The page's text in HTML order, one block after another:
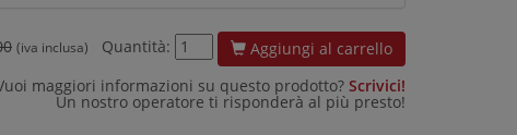
(iva inclusa) Quantità:
Aggiungi al carrello
maggiori informazioni su questo prodotto? Scrivici!
Un nostro operatore ti risponderà al più presto!